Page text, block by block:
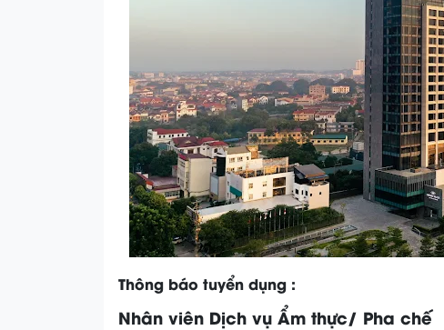
Thông báo tuyển dụng :
Nhân viên Dịch vụ Ẩm thực/ Pha chế